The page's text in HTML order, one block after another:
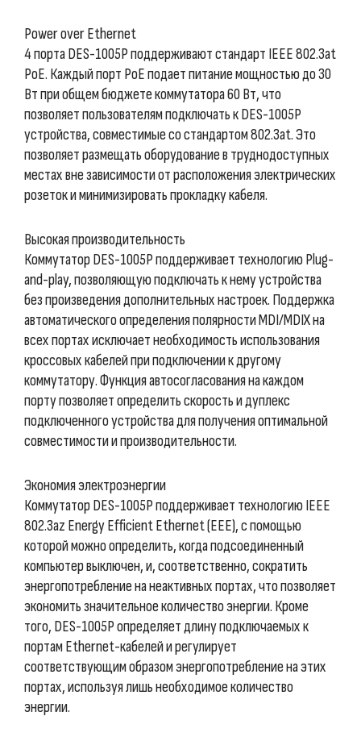
Power over Ethernet
4 порта DES-1005P поддерживают стандарт IEEE 802.3at
PoE. Каждый порт PoE подает питание мощностью до 30
Вт при общем бюджете коммутатора 60 Вт, что
позволяет пользователям подключать к DES-1005P
устройства, совместимые со стандартом 802.3at. Это
позволяет размещать оборудование в труднодоступных
местах вне зависимости от расположения электрических
розеток и минимизировать прокладку кабеля.
Высокая производительность
Коммутатор DES-1005P поддерживает технологию Plug-
and-play, позволяющую подключать к нему устройства
без произведения дополнительных настроек. Поддержка
автоматического определения полярности MDI/MDIX на
всех портах исключает необходимость использования
кроссовых кабелей при подключении к другому
коммутатору. Функция автосогласования на каждом
порту позволяет определить скорость и дуплекс
подключенного устройства для получения оптимальной
совместимости и производительности.
Экономия электроэнергии
Коммутатор DES-1005P поддерживает технологию IEEE
802.3az Energy Efficient Ethernet (EEE), с помощью
которой можно определить, когда подсоединенный
компьютер выключен, и, соответственно, сократить
энергопотребление на неактивных портах, что позволяет
экономить значительное количество энергии. Кроме
того, DES-1005P определяет длину подключаемых к
портам Ethernet-кабелей и регулирует
соответствующим образом энергопотребление на этих
портах, используя лишь необходимое количество
энергии.